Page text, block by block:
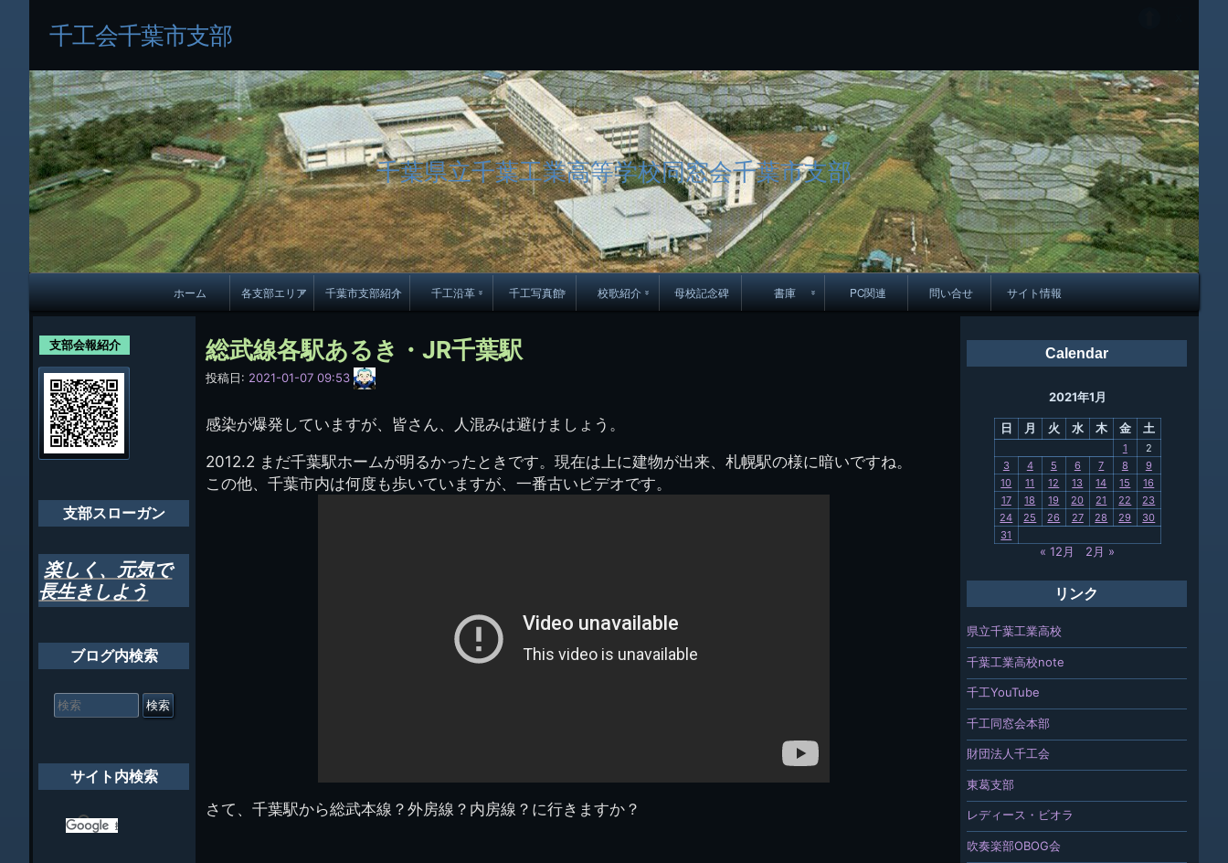
ツ
へ
ス
キ
ッ
プ
千工会千葉市支部
千葉県立千葉工業高等学校同窓会千葉市支部
メ
イ
ン
ナ
ビ
ゲ
ー
ョ
ン
ホーム 各支部エリア 千葉市支部紹介
会員・役員名簿
年間行事
千工沿革
生実移転の歴史
財団法人千工会
千工写真館
千葉商業学校時代
と文化祭
生実校舎以降 生実校舎の建設
生実初期の行事
生実初期の文化祭
校歌紹介
第一応援歌
第二応援歌
母校記念碑 書庫
にし」
PC関連 問い合せ サイト情報
総武線各駅あるき・JR千葉駅
投稿日: 2021-01-07 09:53
サ
イ
管
理
(44E)
感染が爆発していますが、皆さん、人混みは避けましょう。
2012.2 まだ千葉駅ホームが明るかったときです。現在は上に建物が出来、札幌駅の様に暗いですね。
この他、千葉市内は何度も歩いていますが、一番古いビデオです。
さて、千葉駅から総武本線？外房線？内房線？に行きますか？
Calendar
2021年1月
日 月 火 水 木 金 土
1
2
3
4 5 6 7 8
9
10
11 12 13 14 15
16
17
18 19 20 21 22
23
24
25 26 27 28 29
30
31
« 12月 2月 »
リンク
県立千葉工業高校
千葉工業高校note
千工YouTube
千工同窓会本部
財団法人千工会
東葛支部
レディース・ビオラ
吹奏楽部OBOG会
支部会報紹介
支部スローガン
楽しく、元気で
長生きしよう
ブログ内検索
索
サイト内検索